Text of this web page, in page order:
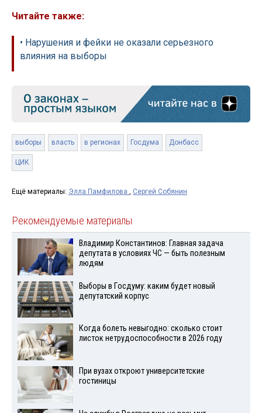
Читайте также:
• Нарушения и фейки не оказали серьезного
влияния на выборы
выборы власть в регионах Госдума Донбасс
ЦИК
Ещё материалы: Элла Памфилова Сергей Собянин
Рекомендуемые материалы
Владимир Константинов: Главная задача
депутата в условиях ЧС — быть полезным
людям
Выборы в Госдуму: каким будет новый
депутатский корпус
Когда болеть невыгодно: сколько стоит
листок нетрудоспособности в 2026 году
При вузах откроют университетские
гостиницы